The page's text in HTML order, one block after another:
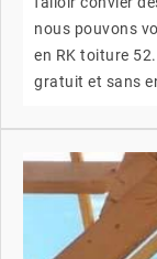
nous pouvons
en RK toiture
gratuit et sans